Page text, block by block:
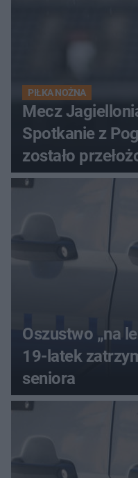
PIŁKA NOŻNA
Mecz
Spotkanie z
zostało
Oszustwo „na
19-latek
seniora